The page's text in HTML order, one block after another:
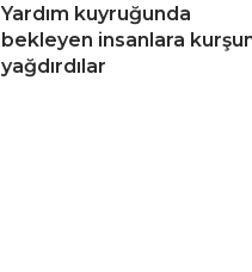
Yardım kuyruğunda
bekleyen insanlara
yağdırdılar